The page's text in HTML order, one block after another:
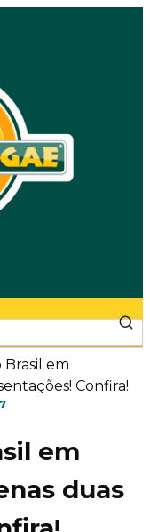
Brasil em
Confira!
em
duas